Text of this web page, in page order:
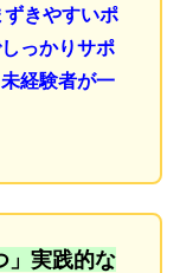
きやすいポ
っかりサポ
経験者が一
」実践的な